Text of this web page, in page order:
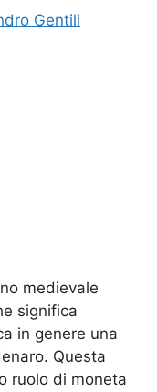
Gentili
medievale
significa
in genere una
Questa
ruolo di moneta